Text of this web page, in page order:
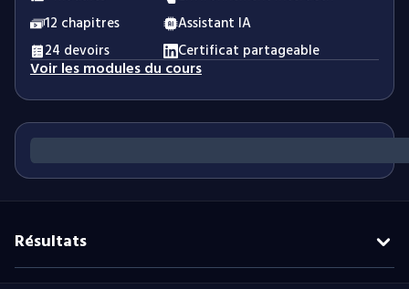
12 chapitres
Assistant IA
24 devoirs
Certificat partageable
Voir les modules du cours
Résultats